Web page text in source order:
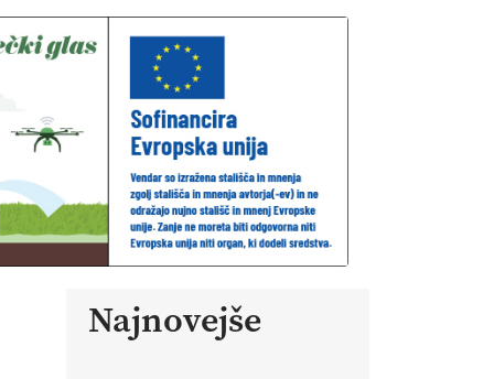
Najnovejše